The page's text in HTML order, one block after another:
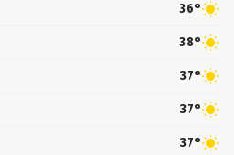
36°
38°
37°
37°
37°